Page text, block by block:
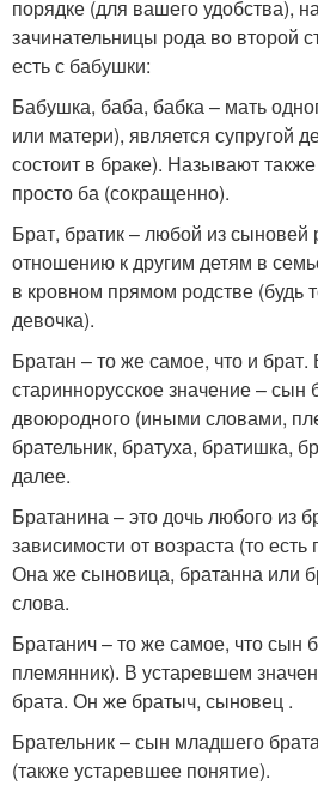
порядке (для вашего удобства),
зачинательницы рода во второй
есть с бабушки:
Бабушка, баба, бабка – мать
или матери), является супругой
состоит в браке). Называют
просто ба (сокращенно).
Брат, братик – любой из сыновей
отношению к другим детям в
в кровном прямом родстве (будь
девочка).
Братан – то же самое, что и
стариннорусское значение – сын
двоюродного (иными словами,
брательник, братуха, братишка,
далее.
Братанина – это дочь любого из
зависимости от возраста (то
Она же сыновица, братанна или
слова.
Братанич – то же самое, что сын
племянник). В устаревшем
брата. Он же братыч, сыновец .
Брательник – сын младшего
(также устаревшее понятие).